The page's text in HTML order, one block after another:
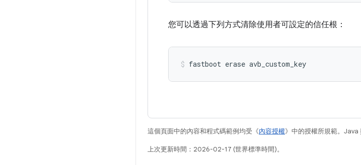
您可以透過下列方式清除使用者可設定的信任根：
這個頁面中的內容和程式碼範例均受《內容授權》中的授權所規範。Java
上次更新時間：2026-02-17 (世界標準時間)。